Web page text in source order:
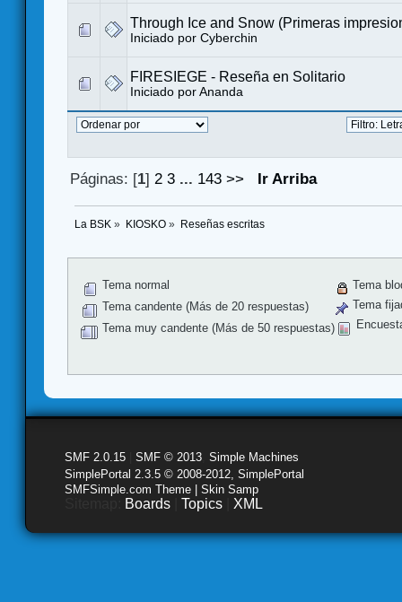
Through Ice and Snow (Primeras
Iniciado por Cyberchin
FIRESIEGE - Reseña en Solitario
Iniciado por Ananda
Páginas: [1] 2 3 ... 143 >> Ir Arriba
La BSK » KIOSKO» Reseñas escritas
Tema normal
Tema candente (Más de 20 respuestas)
Tema muy candente (Más de 50 respuestas)
Tema
Tema
SMF 2.0.15 SMF © 2013 Simple Machines
SimplePortal 2.3.5 © 2008-2012, SimplePortal
SMFSimple.com Theme | Skin Samp
Boards Topics XML